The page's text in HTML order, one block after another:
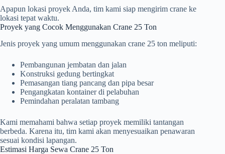
Apapun lokasi proyek Anda, tim kami siap mengirim crane ke
lokasi tepat waktu.
Proyek yang Cocok Menggunakan Crane 25 Ton
Jenis proyek yang umum menggunakan crane 25 ton meliputi:
Pembangunan jembatan dan jalan
Konstruksi gedung bertingkat
Pemasangan tiang pancang dan pipa besar
Pengangkatan kontainer di pelabuhan
Pemindahan peralatan tambang
Kami memahami bahwa setiap proyek memiliki tantangan
berbeda. Karena itu, tim kami akan menyesuaikan penawaran
sesuai kondisi lapangan.
Estimasi Harga Sewa Crane 25 Ton